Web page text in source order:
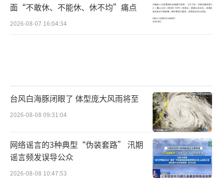
面“不敢休、不能休、休不均”痛点
2026-08-07 16:04:34
台风白海豚闭眼了 体型庞大风雨将至
2026-08-08 09:31:04
网络谣言的3种典型“伪装套路” 汛期
谣言频发误导公众
2026-08-08 10:47:53